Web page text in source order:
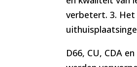
verbetert. 3. Het
D66, CU, CDA